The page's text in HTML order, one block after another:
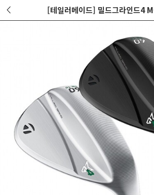
[테일러메이드] 밀드그라인드4